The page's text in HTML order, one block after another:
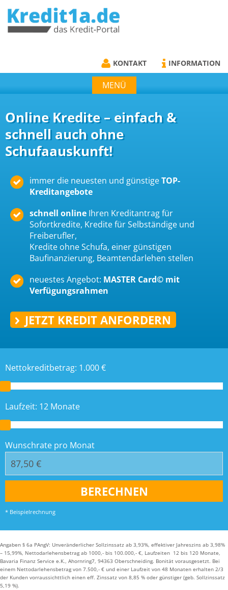
KREDIT1A.DE
KONTAKT INFORMATION
MENÜ
Online Kredite – einfach &
schnell auch ohne
Schufaauskunft!
immer die neuesten und günstigeTOP-
Kreditangebote
schnell online Ihren Kreditantrag für
Sofortkredite, Kredite für Selbständige und
Freiberufler,
Kredite ohne Schufa, einer günstigen
Baufinanzierung, Beamtendarlehen stellen
neuestes Angebot: MASTER Card© mit
Verfügungsrahmen
JETZT KREDIT ANFORDERN
Nettokreditbetrag: 1.000€
Laufzeit: 12 Monate
Wunschrate pro Monat
* Beispielrechnung
Angaben § 6a PAngV: Unveränderlicher Sollzinssatz ab 3,93%, effektiver Jahreszins ab 3,98%
– 15,99%, Nettodarlehensbetrag ab 1000,- bis 100.000,- €, Laufzeiten 12 bis 120 Monate,
Bavaria Finanz Service e.K., Ahornring7, 94363 Oberschneiding. Bonität vorausgesetzt. Bei
einem Nettodarlehensbetrag von 7.500,- € und einer Laufzeit von 48 Monaten erhalten 2/3
der Kunden vorraussichttlich einen eff. Zinssatz von 8,85 % oder günstiger (geb. Sollzinssatz
5,19 %).